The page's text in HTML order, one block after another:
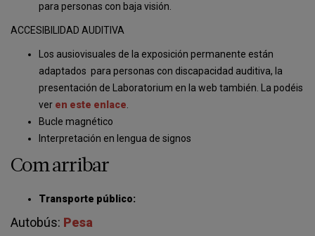
para personas con baja visión.
ACCESIBILIDAD AUDITIVA
Los ausiovisuales de la exposición permanente están
adaptados para personas con discapacidad auditiva, la
presentación de Laboratorium en la web también. La podéis
ver en este enlace
Bucle magnético
Interpretación en lengua de signos
Com arribar
Transporte público:
Autobús: Pesa